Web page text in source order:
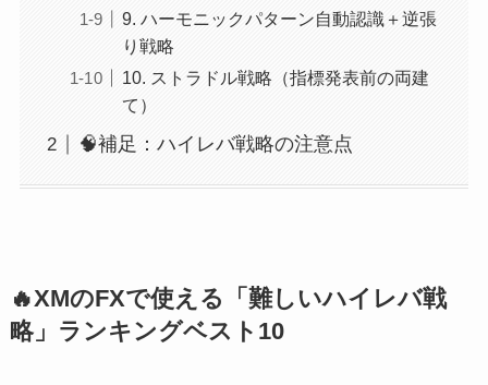
9. ハーモニックパターン自動認識＋逆張
り戦略
10. ストラドル戦略（指標発表前の両建
て）
🧠補足：ハイレバ戦略の注意点
🔥XMのFXで使える「難しいハイレバ戦
略」ランキングベスト10